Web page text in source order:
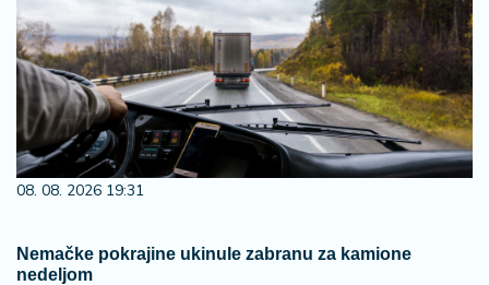
08. 08. 2026 19:31
Nemačke pokrajine ukinule zabranu za kamione
nedeljom